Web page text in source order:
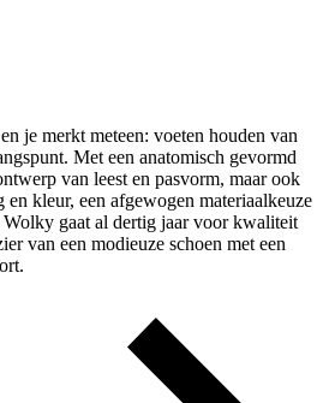
je merkt meteen: voeten houden van
Met een anatomisch gevormd
van leest en pasvorm, maar ook
kleur, een afgewogen materiaalkeuze
gaat al dertig jaar voor kwaliteit
van een modieuze schoen met een